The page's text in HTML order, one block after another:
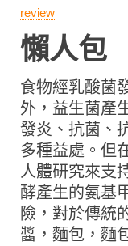
review
懶人包
食物經乳酸菌
外，益生菌產
發炎、抗菌、
多種益處。但
人體研究來支
酵產生的氨基
險，對於傳統
醬，麵包，麵